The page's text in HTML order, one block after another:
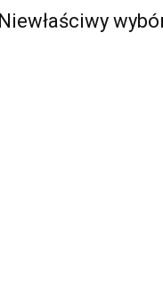
Niewłaściwy